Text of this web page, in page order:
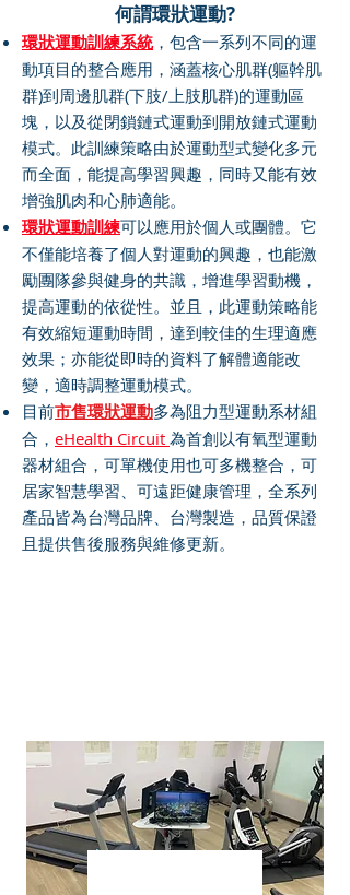
何謂環狀運動?
環狀運動訓練系統，包含一系列不同的運
動項目的整合應用，涵蓋核心肌群(軀幹肌
群)到周邊肌群(下肢/上肢肌群)的運動區
塊，以及從閉鎖鏈式運動到開放鏈式運動
模式。此訓練策略由於運動型式變化多元
而全面，能提高學習興趣，同時又能有效
增強肌肉和心肺適能。
環狀運動訓練可以應用於個人或團體。它
不僅能培養了個人對運動的興趣，也能激
勵團隊參與健身的共識，增進學習動機，
提高運動的依從性。並且，此運動策略能
有效縮短運動時間，達到較佳的生理適應
效果；亦能從即時的資料了解體適能改
變，適時調整運動模式。
目前市售環狀運動多為阻力型運動系材組
合， eHealth Circuit 為首創以有氧型運動
器材組合，可單機使用也可多機整合，可
居家智慧學習、可遠距健康管理，全系列
產品皆為台灣品牌、台灣製造，品質保證
且提供售後服務與維修更新。